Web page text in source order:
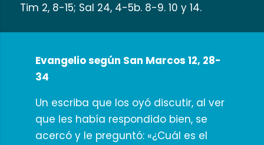
Tim 2, 8-15; Sal 24, 4-5b. 8-9. 10 y 14.
Evangelio según San Marcos 12, 28-
34
Un escriba que los oyó discutir, al ver
que les había respondido bien, se
acercó y le preguntó: «¿Cuál es el